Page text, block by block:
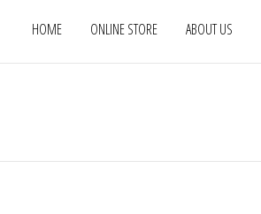
HOME ONLINE STORE ABOUT US